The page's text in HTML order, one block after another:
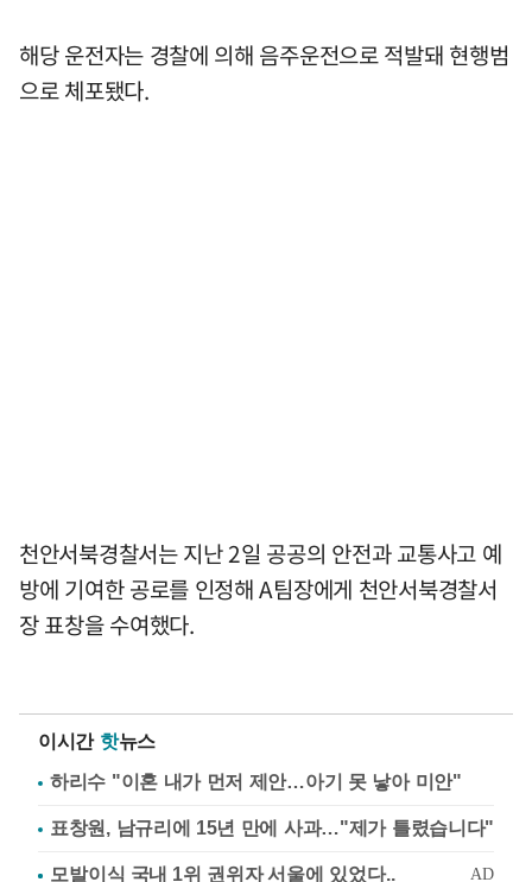
해당 운전자는 경찰에 의해 음주운전으로 적발돼 현행범
으로 체포됐다.
천안서북경찰서는 지난 2일 공공의 안전과 교통사고 예
방에 기여한 공로를 인정해 A팀장에게 천안서북경찰서
장 표창을 수여했다.
이시간 핫뉴스
하리수 "이혼 내가 먼저 제안…아기 못 낳아 미안"
표창원, 남규리에 15년 만에 사과…"제가 틀렸습니다"